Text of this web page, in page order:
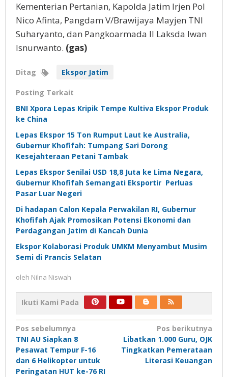
Kementerian Pertanian, Kapolda Jatim Irjen Pol
Nico Afinta, Pangdam V/Brawijaya Mayjen TNI
Suharyanto, dan Pangkoarmada II Laksda Iwan
Isnurwanto. (gas)
Ditag Ekspor Jatim
Posting Terkait
BNI Xpora Lepas Kripik Tempe Kultiva Ekspor Produk
ke China
Lepas Ekspor 15 Ton Rumput Laut ke Australia,
Gubernur Khofifah: Tumpang Sari Dorong
Kesejahteraan Petani Tambak
Lepas Ekspor Senilai USD 18,8 Juta ke Lima Negara,
Gubernur Khofifah Semangati Eksportir Perluas
Pasar Luar Negeri
Di hadapan Calon Kepala Perwakilan RI, Gubernur
Khofifah Ajak Promosikan Potensi Ekonomi dan
Perdagangan Jatim di Kancah Dunia
Ekspor Kolaborasi Produk UMKM Menyambut Musim
Semi di Prancis Selatan
oleh Nilna Niswah
Ikuti Kami Pada
Navigasi
pos
Pos sebelumnya
TNI AU Siapkan 8
Pesawat Tempur F-16
dan 6 Helikopter untuk
Peringatan HUT ke-76 RI
Pos berikutnya
Libatkan 1.000 Guru, OJK
Tingkatkan Pemerataan
Literasi Keuangan